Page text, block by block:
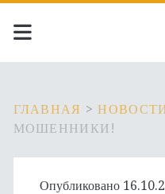
ГЛАВНАЯ >
МОШЕННИКИ!
Опубликовано